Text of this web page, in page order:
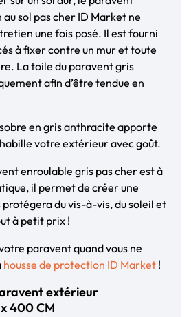
sol pas cher ID Market ne
une fois posé. Il est fourni
à fixer contre un mur et toute
La toile du paravent gris
afin d’être tendue en
en gris anthracite apporte
votre extérieur avec goût.
enroulable gris pas cher est à
il permet de créer une
du vis-à-vis, du soleil et
à petit prix !
paravent quand vous ne
housse de protection ID Market !
extérieur
400 CM